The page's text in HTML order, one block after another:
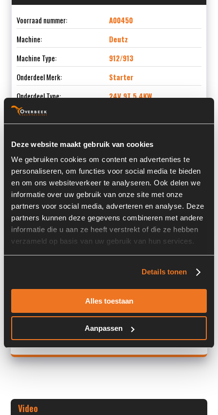
Deze website maakt gebruik van cookies
We gebruiken cookies om content en advertenties te
personaliseren, om functies voor social media te bieden
en om ons websiteverkeer te analyseren. Ook delen we
informatie over uw gebruik van onze site met onze
partners voor social media, adverteren en analyse. Deze
partners kunnen deze gegevens combineren met andere
informatie die u aan ze heeft verstrekt of die ze hebben
verzameld op basis van uw gebruik van hun services.
Details tonen
Alles toestaan
Aanpassen
Voorraad nummer:
A00450
Machine:
Deutz
Machine Type:
912/913
Onderdeel Merk:
Starter
Onderdeel Type:
24V 9T 5,4KW
Informatie
Locatie:
3X3
Past op de volgende machines:
Deutz 912 / 913
Land:
Nederland
Brand: Starter
S/N: -
+ Volledige overige informatie openen
Video